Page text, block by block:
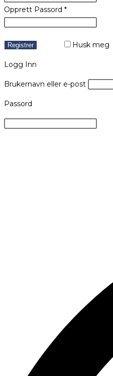
Opprett Passord *
Registrer Husk meg
Logg Inn
Brukernavn eller e-post
Passord